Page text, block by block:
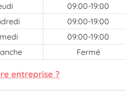
09:00-19:00
09:00-19:00
09:00-19:00
Fermé
entreprise ?